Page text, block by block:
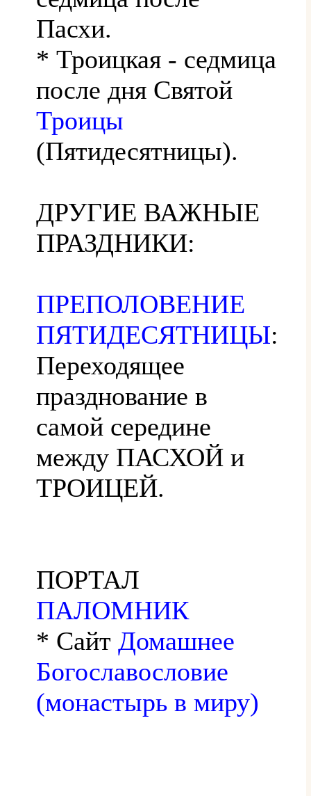
Пасхи.
* Троицкая - седмица
после дня Святой
Троицы
(Пятидесятницы).
ДРУГИЕ ВАЖНЫЕ
ПРАЗДНИКИ:
ПРЕПОЛОВЕНИЕ
ПЯТИДЕСЯТНИЦЫ:
Переходящее
празднование в
самой середине
между ПАСХОЙ и
ТРОИЦЕЙ.
ПОРТАЛ
ПАЛОМНИК
* Сайт Домашнее
Богославословие
(монастырь в миру)